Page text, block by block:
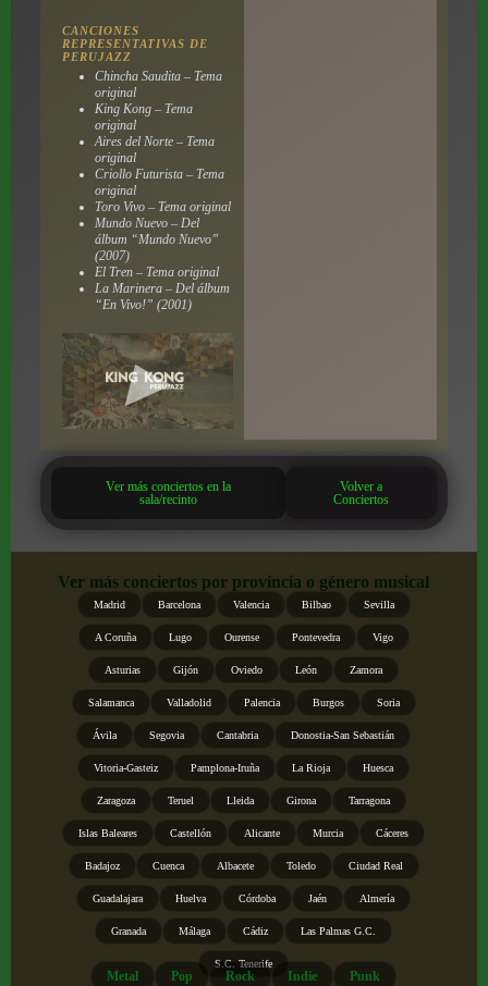
CANCIONES
REPRESENTATIVAS DE
PERUJAZZ
Chincha Saudita – Tema
original
King Kong – Tema
original
Aires del Norte – Tema
original
Criollo Futurista – Tema
original
Toro Vivo – Tema original
Mundo Nuevo – Del
álbum “Mundo Nuevo”
(2007)
El Tren – Tema original
La Marinera – Del álbum
“En Vivo!” (2001)
Ver más conciertos en la
sala/recinto
Volver a
Conciertos
Ver más conciertos por provincia o género musical
Madrid Barcelona Valencia Bilbao Sevilla
A Coruña Lugo Ourense Pontevedra Vigo
Asturias Gijón Oviedo León Zamora
Salamanca Valladolid Palencia Burgos Soria
Ávila Segovia Cantabria Donostia-San Sebastián
Vitoria-Gasteiz Pamplona-Iruña La Rioja Huesca
Zaragoza Teruel Lleida Girona Tarragona
Islas Baleares Castellón Alicante Murcia Cáceres
Badajoz Cuenca Albacete Toledo Ciudad Real
Guadalajara Huelva Córdoba Jaén Almería
Granada Málaga Cádiz Las Palmas G.C.
S.C. Tenerife
Metal Pop Rock Indie Punk